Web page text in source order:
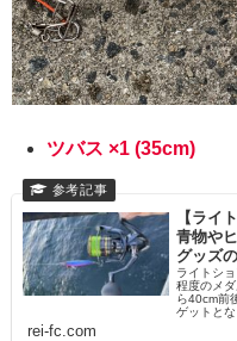
ツバス ×1 (35cm)
【ライ
青物や
グッズ
ライトシ
程度のメ
ら40cm前
ゲットと
rei-fc.com